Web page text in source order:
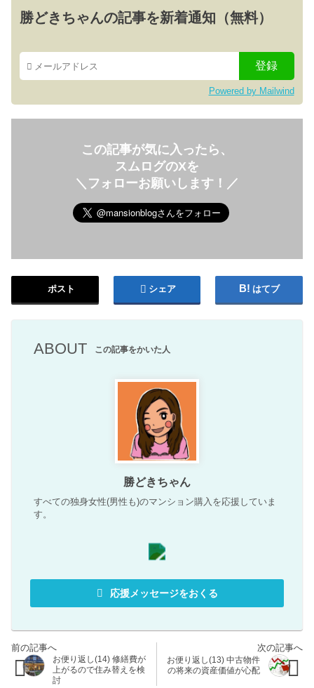
勝どきちゃんの記事を新着通知（無料）
Powered by Mailwind
この記事が気に入ったら、
スムログのXを
＼フォローお願いします！／
ポスト シェア はてブ
ABOUT この記事をかいた人
勝どきちゃん
すべての独身女性(男性も)のマンション購入を応援していま
す。
応援メッセージをおくる
お便り返し(14) 修繕費が
上がるので住み替えを検
討
お便り返し(13) 中古物件
の将来の資産価値が心配